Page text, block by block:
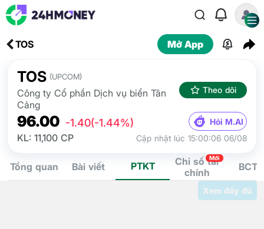
TOS Mở App
TOS (UPCOM)
Công ty Cổ phần Dịch vụ biển Tân
Cảng
Theo dõi
96.00 -1.40(-1.44%) Hỏi M.AI
KL: 11,100 CP Cập nhật lúc 15:00:06 06/08
Tổng quan Bài viết PTKT
Chỉ số tài
chính
Mới
BCTC
Xem đầy đủ